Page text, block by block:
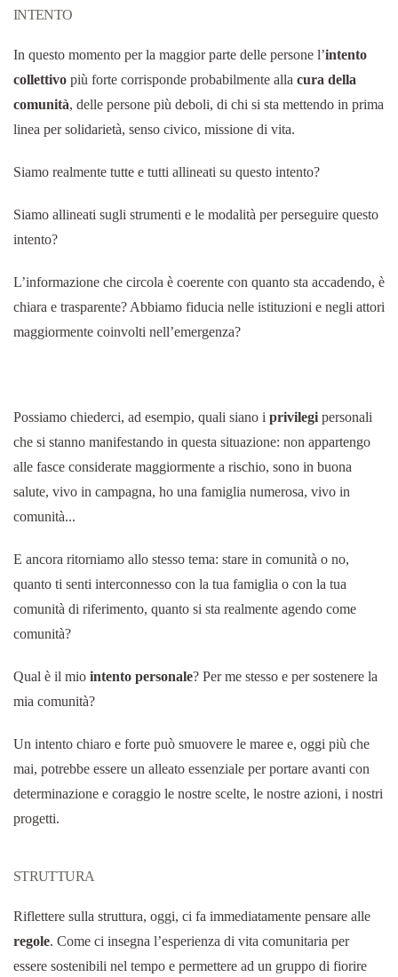
INTENTO
In questo momento per la maggior parte delle persone l’intento
collettivo più forte corrisponde probabilmente alla cura della
comunità, delle persone più deboli, di chi si sta mettendo in prima
linea per solidarietà, senso civico, missione di vita.
Siamo realmente tutte e tutti allineati su questo intento?
Siamo allineati sugli strumenti e le modalità per perseguire questo
intento?
L’informazione che circola è coerente con quanto sta accadendo, è
chiara e trasparente? Abbiamo fiducia nelle istituzioni e negli attori
maggiormente coinvolti nell’emergenza?
Possiamo chiederci, ad esempio, quali siano i privilegi personali
che si stanno manifestando in questa situazione: non appartengo
alle fasce considerate maggiormente a rischio, sono in buona
salute, vivo in campagna, ho una famiglia numerosa, vivo in
comunità...
E ancora ritorniamo allo stesso tema: stare in comunità o no,
quanto ti senti interconnesso con la tua famiglia o con la tua
comunità di riferimento, quanto si sta realmente agendo come
comunità?
Qual è il mio intento personale? Per me stesso e per sostenere la
mia comunità?
Un intento chiaro e forte può smuovere le maree e, oggi più che
mai, potrebbe essere un alleato essenziale per portare avanti con
determinazione e coraggio le nostre scelte, le nostre azioni, i nostri
progetti.
STRUTTURA
Riflettere sulla struttura, oggi, ci fa immediatamente pensare alle
regole. Come ci insegna l’esperienza di vita comunitaria per
essere sostenibili nel tempo e permettere ad un gruppo di fiorire